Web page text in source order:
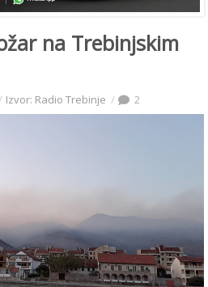
na Trebinjskim
Izvor: Radio Trebinje 2